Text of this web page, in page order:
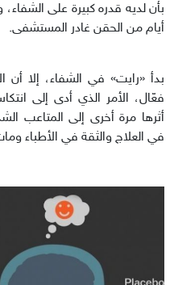
بأن لديه قدره كبيرة على
أيام من الحقن غادر المستشفى.
بدأ «رايت» في الشفاء، إلا أن
فعّال، الأمر الذي أدى إلى
أثرها مرة أخرى إلى المتاعب
في العلاج والثقة في الأطباء